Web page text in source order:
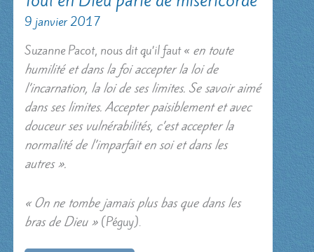
9 janvier 2017
Suzanne Pacot, nous dit qu’il faut « en toute
humilité et dans la foi accepter la loi de
l’incarnation, la loi de ses limites. Se savoir aimé
dans ses limites. Accepter paisiblement et avec
douceur ses vulnérabilités, c’est accepter la
normalité de l’imparfait en soi et dans les
autres ».
« On ne tombe jamais plus bas que dans les
bras de Dieu » (Péguy).